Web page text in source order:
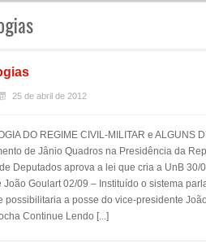
25 de abril de 2012
DO REGIME CIVIL-MILITAR e ALGUNS
de Jânio Quadros na Presidência da
Deputados aprova a lei que cria a UnB
João Goulart 02/09 – Instituído o sistema
possibilitaria a posse do vice-presidente
Continue Lendo [...]